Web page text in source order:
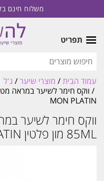
משלוח חינם
תפריט
עמוד הבית/ מוצרי שיער/ ג'ל
MON PLATIN
ווקס חימר לשיער
85ML מון פלטין MON PLATIN